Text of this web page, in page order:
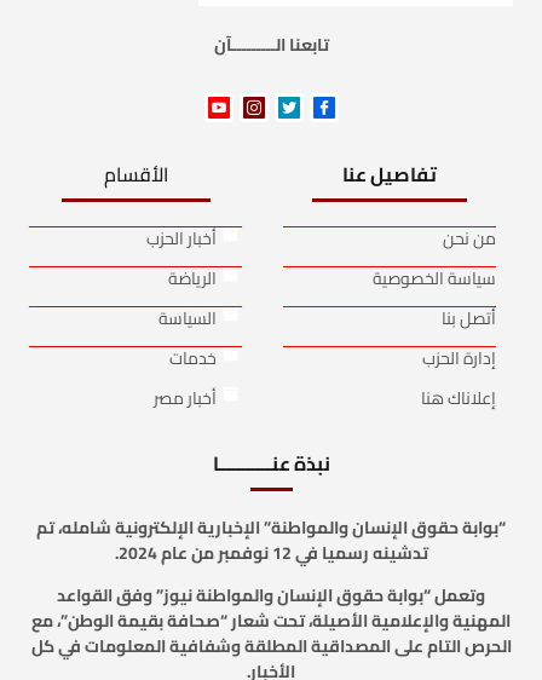
تابعنا الـــــــــآن
تفاصيل عنا
من نحن
سياسة الخصوصية
أتصل بنا
إدارة الحزب
إعلاناك هنا
الأقسام
أخبار الحزب
الرياضة
السياسة
خدمات
أخبار مصر
نبذة عنـــــــــــا
“بوابة حقوق الإنسان والمواطنة” الإخبارية الإلكترونية شامله، تم
تدشينه رسميا في 12 نوفمبر من عام 2024.
وتعمل “بوابة حقوق الإنسان والمواطنة نيوز” وفق القواعد
المهنية والإعلامية الأصيلة، تحت شعار “صحافة بقيمة الوطن”، مع
الحرص التام على المصداقية المطلقة وشفافية المعلومات في كل
الأخبار.